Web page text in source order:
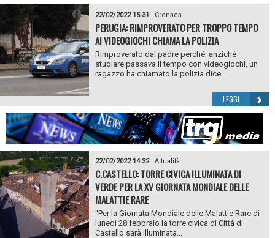
22/02/2022 15:31 Cronaca
PERUGIA: RIMPROVERATO PER TROPPO TEMPO
AI VIDEOGIOCHI CHIAMA LA POLIZIA
Rimproverato dal padre perché, anziché
studiare passava il tempo con videogiochi, un
ragazzo ha chiamato la polizia dice...
LEGGI
22/02/2022 14:32| Attualità
C.CASTELLO: TORRE CIVICA ILLUMINATA DI
VERDE PER LA XV GIORNATA MONDIALE DELLE
MALATTIE RARE
“Per la Giornata Mondiale delle Malattie Rare di
lunedì 28 febbraio la torre civica di Città di
Castello sarà illuminata...